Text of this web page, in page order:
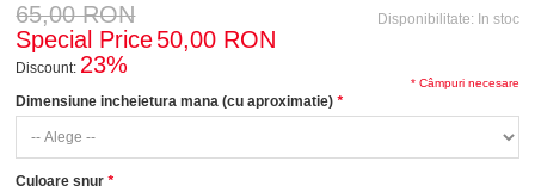
Disponibilitate: In stoc
65,00 RON
Special Price50,00 RON
Discount: 23%
*
Dimensiune incheietura mana (cu aproximatie)
*
Culoare snur
* Câmpuri necesare